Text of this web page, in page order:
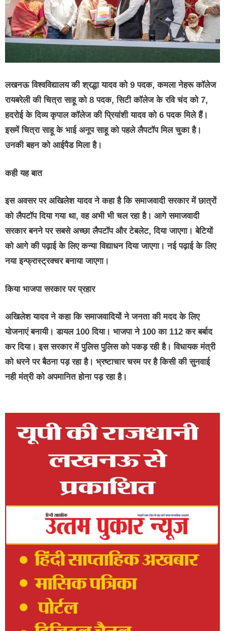
लखनऊ विश्वविद्यालय की श्रद्धा यादव को 9 पदक, कमला नेहरू कॉलेज
रायबरेली की चित्रा साहू को 8 पदक, सिटी कॉलेज के रवि चंद को 7,
हदरोई के दिव्य कृपाल कॉलेज की प्रियांशी यादव को 6 पदक मिले हैं।
इसमें चित्रा साहू के भाई अनूप साहू को पहले लैपटॉप मिल चुका है।
उनकी बहन को आईपैड मिला है।
कही यह बात
इस अवसर पर अखिलेश यादव ने कहा है कि समाजवादी सरकार में छात्रों
को लैपटॉप दिया गया था, वह अभी भी चल रहा है। आगे समाजवादी
सरकार बनने पर सबसे अच्छा लैपटॉप और टेबलेट, दिया जाएगा। बेटियों
को आगे की पढ़ाई के लिए कन्या विद्याधन दिया जाएगा। नई पढ़ाई के लिए
नया इन्फ्रास्ट्रक्चर बनाया जाएगा।
किया भाजपा सरकार पर प्रहार
अखिलेश यादव ने कहा कि समाजवादियों ने जनता की मदद के लिए
योजनाएं बनायी। डायल 100 दिया। भाजपा ने 100 का 112 कर बर्बाद
कर दिया। इस सरकार में पुलिस पुलिस को पकड़ रही है। विधायक मंत्री
को धरने पर बैठना पड़ रहा है। भ्रष्टाचार चरम पर है किसी की सुनवाई
नही मंत्री को अपमानित होना पड़ रहा है।